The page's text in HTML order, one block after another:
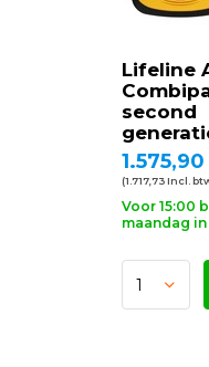
Lifeline
second
1.575,90
(1.717,73 Incl.
Voor 15:00
maandag